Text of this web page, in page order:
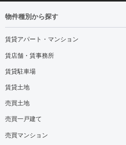
物件種別から探す
賃貸アパート・マンション
賃店舗・賃事務所
賃貸駐車場
賃貸土地
売買土地
売買一戸建て
売買マンション